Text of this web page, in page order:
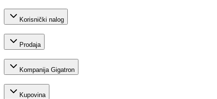
Korisnički nalog
Prodaja
Kompanija Gigatron
Kupovina